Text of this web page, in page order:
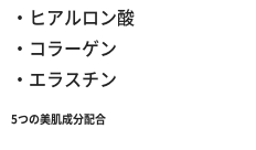
・ヒアルロン酸
・コラーゲン
・エラスチン
5つの美肌成分配合